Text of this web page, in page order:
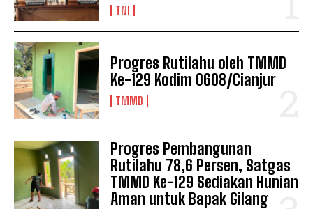
TNI
Progres Rutilahu oleh TMMD
Ke-129 Kodim 0608/Cianjur
TMMD
Progres Pembangunan
Rutilahu 78,6 Persen, Satgas
TMMD Ke-129 Sediakan Hunian
Aman untuk Bapak Gilang